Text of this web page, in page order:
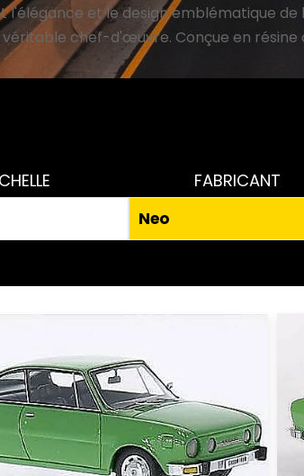
et le design emblématique de
chef-d'œuvre. Conçue en résine
FABRICANT